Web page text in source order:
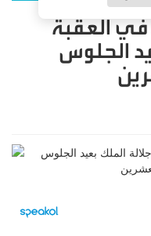
في العقبة
الجلوس